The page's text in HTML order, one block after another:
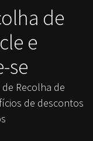
de
e
se
Recolha de
de descontos